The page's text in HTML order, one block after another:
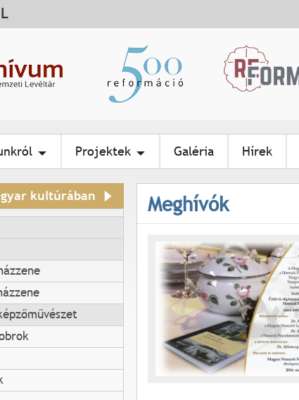
Projektek Galéria Hírek
kultúrában
Meghívók